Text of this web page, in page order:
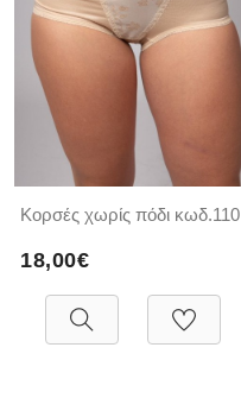
Κορσές χωρίς πόδι κωδ.110
18,00€